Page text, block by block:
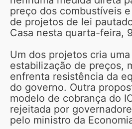
preço dos combustíveis
de projetos de lei
Casa nesta quarta-feira,
Um dos projetos cria
estabilização de preços,
enfrenta resistência da
do governo. Outra
modelo de cobrança do
rejeitada por
pelo ministro da